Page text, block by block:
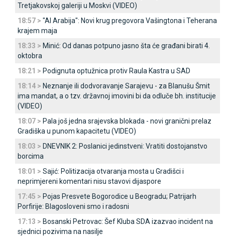
Tretjakovskoj galeriji u Moskvi (VIDEO)
18:57 > "Al Arabija": Novi krug pregovora Vašingtona i Teherana
krajem maja
18:33 > Minić: Od danas potpuno jasno šta će građani birati 4.
oktobra
18:21 > Podignuta optužnica protiv Raula Kastra u SAD
18:14 > Neznanje ili dodvoravanje Sarajevu - za Blanušu Šmit
ima mandat, a o tzv. državnoj imovini bi da odluče bh. institucije
(VIDEO)
18:07 > Pala još jedna srajevska blokada - novi granični prelaz
Gradiška u punom kapacitetu (VIDEO)
18:03 > DNEVNIK 2: Poslanici jedinstveni: Vratiti dostojanstvo
borcima
18:01 > Sajić: Politizacija otvaranja mosta u Gradišci i
neprimjereni komentari nisu stavovi dijaspore
17:45 > Pojas Presvete Bogorodice u Beogradu; Patrijarh
Porfirije: Blagosloveni smo i radosni
17:13 > Bosanski Petrovac: Šef Kluba SDA izazvao incident na
sjednici pozivima na nasilje